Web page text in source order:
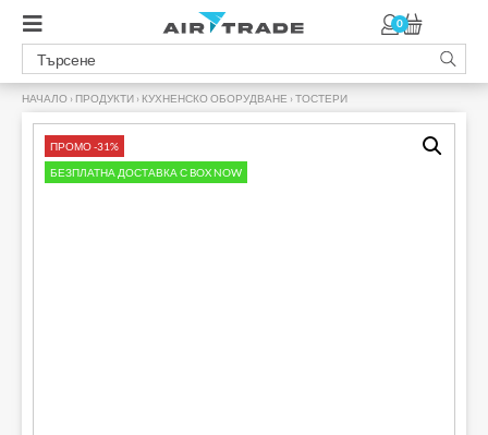
0
НАЧАЛО › ПРОДУКТИ › КУХНЕНСКО ОБОРУДВАНЕ ›ТОСТЕРИ
ПРОМО -31%
БЕЗПЛАТНА ДОСТАВКА С BOX NOW